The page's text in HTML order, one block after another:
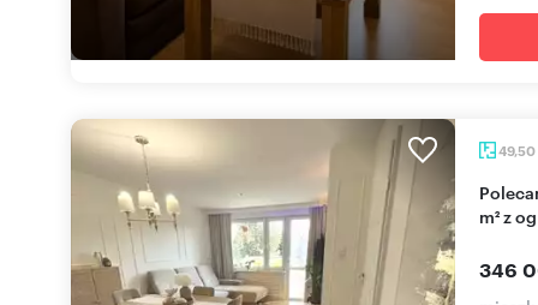
49,50
Polecam nowoczesne 3-pokojowe mieszkanie 49
m² z
346